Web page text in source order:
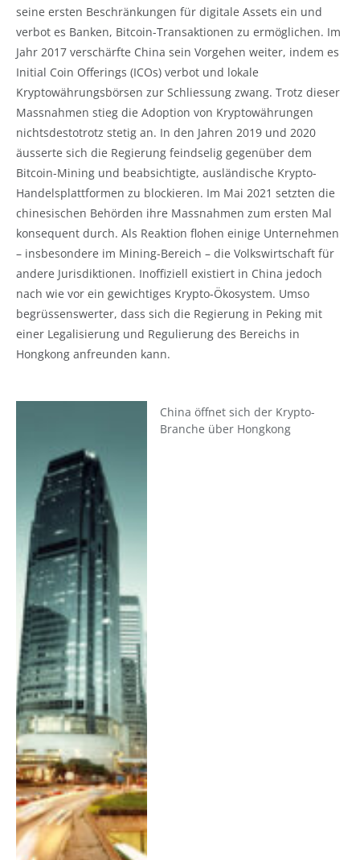
seine ersten Beschränkungen für digitale Assets ein und
verbot es Banken, Bitcoin-Transaktionen zu ermöglichen. Im
Jahr 2017 verschärfte China sein Vorgehen weiter, indem es
Initial Coin Offerings (ICOs) verbot und lokale
Kryptowährungsbörsen zur Schliessung zwang. Trotz dieser
Massnahmen stieg die Adoption von Kryptowährungen
nichtsdestotrotz stetig an. In den Jahren 2019 und 2020
äusserte sich die Regierung feindselig gegenüber dem
Bitcoin-Mining und beabsichtigte, ausländische Krypto-
Handelsplattformen zu blockieren. Im Mai 2021 setzten die
chinesischen Behörden ihre Massnahmen zum ersten Mal
konsequent durch. Als Reaktion flohen einige Unternehmen
– insbesondere im Mining-Bereich – die Volkswirtschaft für
andere Jurisdiktionen. Inoffiziell existiert in China jedoch
nach wie vor ein gewichtiges Krypto-Ökosystem. Umso
begrüssenswerter, dass sich die Regierung in Peking mit
einer Legalisierung und Regulierung des Bereichs in
Hongkong anfreunden kann.
China öffnet sich der Krypto-
Branche über Hongkong